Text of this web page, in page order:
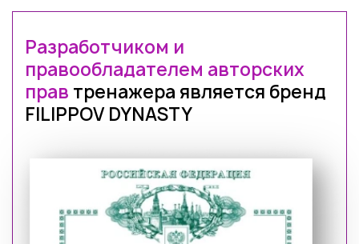
Разработчиком и
правообладателем авторских
прав тренажера является бренд
FILIPPOV DYNASTY